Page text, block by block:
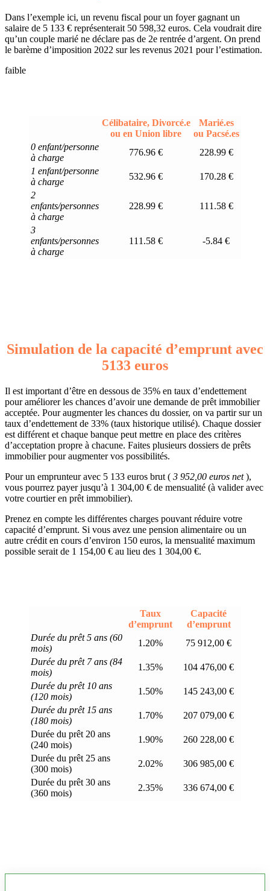
Dans l’exemple ici, un revenu fiscal pour un foyer gagnant un
salaire de 5 133 € représenterait 50 598,32 euros. Cela voudrait dire
qu’un couple marié ne déclare pas de 2e rentrée d’argent. On prend
le barème d’imposition 2022 sur les revenus 2021 pour l’estimation.
faible
Célibataire, Divorcé.e
ou en Union libre
Marié.es
ou Pacsé.es
0 enfant/personne
à charge
776.96 €
228.99 €
1 enfant/personne
à charge
532.96 €
170.28 €
2
enfants/personnes
à charge
228.99 € 111.58 €
3
enfants/personnes
à charge
111.58 € -5.84 €
Simulation de la capacité d’emprunt avec
5133 euros
Il est important d’être en dessous de 35% en taux d’endettement
pour améliorer les chances d’avoir une demande de prêt immobilier
acceptée. Pour augmenter les chances du dossier, on va partir sur un
taux d’endettement de 33% (taux historique utilisé). Chaque dossier
est différent et chaque banque peut mettre en place des critères
d’acceptation propre à chacune. Faites plusieurs dossiers de prêts
immobilier pour augmenter vos possibilités.
Pour un emprunteur avec 5 133 euros brut ( 3 952,00 euros net),
vous pourrez payer jusqu’à 1 304,00 € de mensualité (à valider avec
votre courtier en prêt immobilier).
Prenez en compte les différentes charges pouvant réduire votre
capacité d’emprunt. Si vous avez une pension alimentaire ou un
autre crédit en cours d’environ 150 euros, la mensualité maximum
possible serait de 1 154,00 € au lieu des 1 304,00 €.
Taux
d’emprunt
Capacité
d’emprunt
Durée du prêt 5 ans (60
mois)
1.20%
75 912,00 €
Durée du prêt 7 ans (84
mois)
1.35%
104 476,00 €
Durée du prêt 10 ans
(120 mois)
1.50%
145 243,00 €
Durée du prêt 15 ans
(180 mois)
1.70%
207 079,00 €
Durée du prêt 20 ans
(240 mois)
1.90%
260 228,00 €
Durée du prêt 25 ans
(300 mois)
2.02%
306 985,00 €
Durée du prêt 30 ans
(360 mois)
2.35% 336 674,00 €